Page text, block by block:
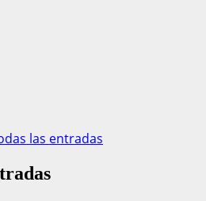
las entradas